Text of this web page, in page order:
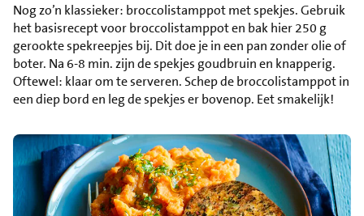
Nog zo’n klassieker: broccolistamppot met spekjes. Gebruik
het basisrecept voor broccolistamppot en bak hier 250 g
gerookte spekreepjes bij. Dit doe je in een pan zonder olie of
boter. Na 6-8 min. zijn de spekjes goudbruin en knapperig.
Oftewel: klaar om te serveren. Schep de broccolistamppot in
een diep bord en leg de spekjes er bovenop. Eet smakelijk!